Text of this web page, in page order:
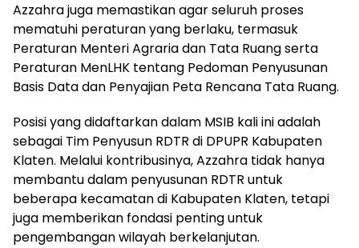
Azzahra juga memastikan agar seluruh proses
mematuhi peraturan yang berlaku, termasuk
Peraturan Menteri Agraria dan Tata Ruang serta
Peraturan MenLHK tentang Pedoman Penyusunan
Basis Data dan Penyajian Peta Rencana Tata Ruang.
Posisi yang didaftarkan dalam MSIB kali ini adalah
sebagai Tim Penyusun RDTR di DPUPR Kabupaten
Klaten. Melalui kontribusinya, Azzahra tidak hanya
membantu dalam penyusunan RDTR untuk
beberapa kecamatan di Kabupaten Klaten, tetapi
juga memberikan fondasi penting untuk
pengembangan wilayah berkelanjutan.